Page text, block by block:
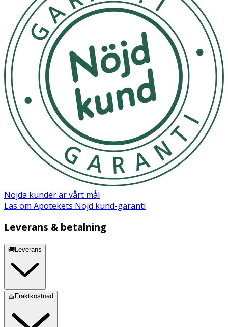
Nöjda kunder är vårt mål
Läs om Apotekets Nöjd kund-garanti
Leverans & betalning
🚚Leverans
🧺Fraktkostnad